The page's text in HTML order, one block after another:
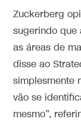
Zuckerberg
sugerindo que
as áreas de
disse ao
simplesmente
vão se
mesmo”,